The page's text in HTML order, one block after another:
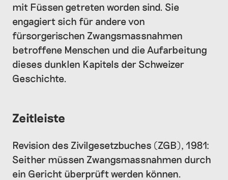
mit Füssen getreten worden sind. Sie
engagiert sich für andere von
fürsorgerischen Zwangsmassnahmen
betroffene Menschen und die Aufarbeitung
dieses dunklen Kapitels der Schweizer
Geschichte.
Zeitleiste
Revision des Zivilgesetzbuches (ZGB), 1981:
Seither müssen Zwangsmassnahmen durch
ein Gericht überprüft werden können.